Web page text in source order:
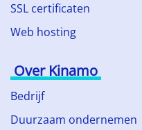
SSL certificaten
Web hosting
Over Kinamo
Bedrijf
Duurzaam ondernemen